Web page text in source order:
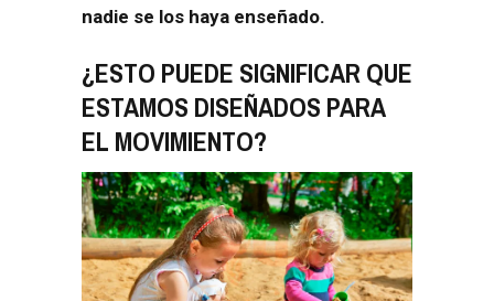
nadie se los haya enseñado.
¿ESTO PUEDE SIGNIFICAR QUE
ESTAMOS DISEÑADOS PARA
EL MOVIMIENTO?